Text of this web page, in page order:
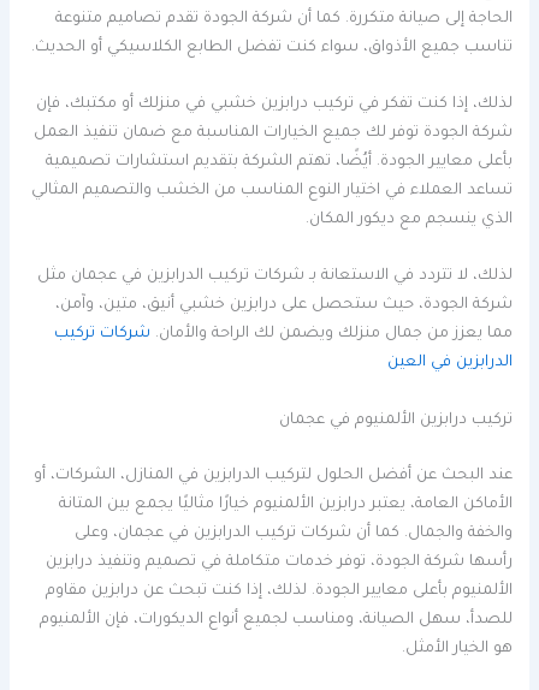
الحاجة إلى صيانة متكررة. كما أن شركة الجودة تقدم تصاميم متنوعة
تناسب جميع الأذواق، سواء كنت تفضل الطابع الكلاسيكي أو الحديث.
لذلك، إذا كنت تفكر في تركيب درابزين خشبي في منزلك أو مكتبك، فإن
شركة الجودة توفر لك جميع الخيارات المناسبة مع ضمان تنفيذ العمل
بأعلى معايير الجودة. أيُضًا، تهتم الشركة بتقديم استشارات تصميمية
تساعد العملاء في اختيار النوع المناسب من الخشب والتصميم المثالي
الذي ينسجم مع ديكور المكان.
لذلك، لا تتردد في الاستعانة بـ شركات تركيب الدرابزين في عجمان مثل
شركة الجودة، حيث ستحصل على درابزين خشبي أنيق، متين، وآمن،
مما يعزز من جمال منزلك ويضمن لك الراحة والأمان. شركات تركيب
الدرابزين في العين
تركيب درابزين الألمنيوم في عجمان
عند البحث عن أفضل الحلول لتركيب الدرابزين في المنازل، الشركات، أو
الأماكن العامة، يعتبر درابزين الألمنيوم خيارًا مثاليًا يجمع بين المتانة
والخفة والجمال. كما أن شركات تركيب الدرابزين في عجمان، وعلى
رأسها شركة الجودة، توفر خدمات متكاملة في تصميم وتنفيذ درابزين
الألمنيوم بأعلى معايير الجودة. لذلك، إذا كنت تبحث عن درابزين مقاوم
للصدأ، سهل الصيانة، ومناسب لجميع أنواع الديكورات، فإن الألمنيوم
هو الخيار الأمثل.